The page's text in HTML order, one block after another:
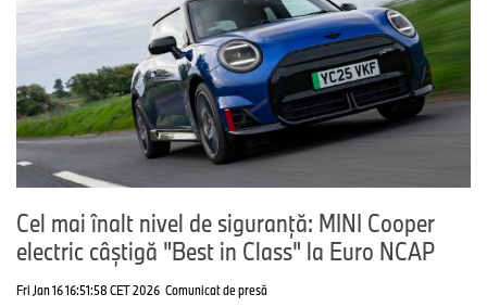
Cel mai înalt nivel de siguranță: MINI Cooper
electric câștigă "Best in Class" la Euro NCAP
Fri Jan 16 16:51:58 CET 2026 Comunicat de presă